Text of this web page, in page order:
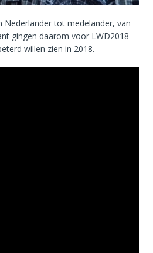
tot medelander, van
gingen daarom voor LWD2018
willen zien in 2018.